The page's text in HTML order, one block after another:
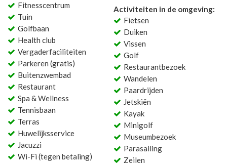
Fitnesscentrum
Tuin
Golfbaan
Health club
Vergaderfaciliteiten
Parkeren (gratis)
Buitenzwembad
Restaurant
Spa & Wellness
Tennisbaan
Terras
Huwelijksservice
Jacuzzi
Wi-Fi (tegen betaling)
Activiteiten in de omgeving:
Fietsen
Duiken
Vissen
Golf
Restaurantbezoek
Wandelen
Paardrijden
Jetskiën
Kayak
Minigolf
Museumbezoek
Parasailing
Zeilen